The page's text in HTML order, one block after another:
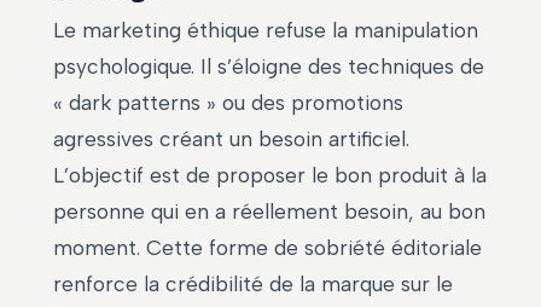
Le marketing éthique refuse la manipulation
psychologique. Il s’éloigne des techniques de
« dark patterns » ou des promotions
agressives créant un besoin artificiel.
L’objectif est de proposer le bon produit à la
personne qui en a réellement besoin, au bon
moment. Cette forme de sobriété éditoriale
renforce la crédibilité de la marque sur le